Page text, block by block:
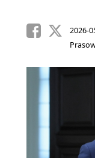
2026-